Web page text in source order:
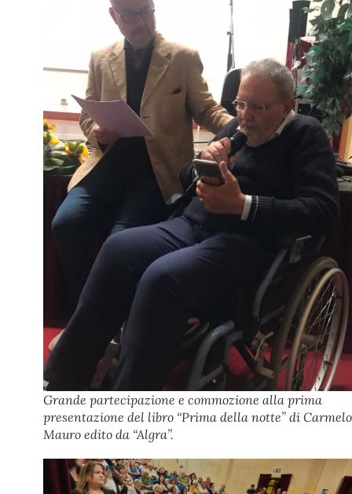
Grande partecipazione e commozione alla prima
presentazione del libro “Prima della notte” di
Mauro edito da “Algra”.